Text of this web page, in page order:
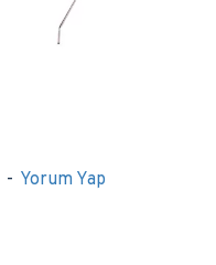
- Yorum Yap